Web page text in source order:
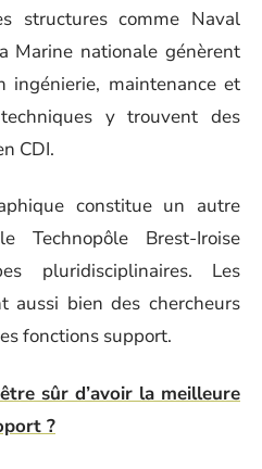
structures comme Naval
Marine nationale génèrent
ingénierie, maintenance et
y trouvent des
CDI.
constitue un autre
Technopôle Brest-Iroise
pluridisciplinaires. Les
aussi bien des chercheurs
fonctions support.
sûr d’avoir la meilleure
?